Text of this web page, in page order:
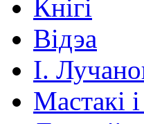
Кнігі
Відэа
І.
Мастакі i